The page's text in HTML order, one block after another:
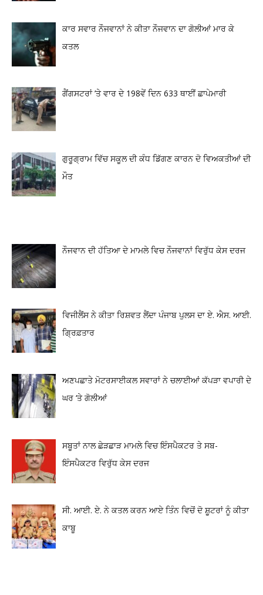
ਕਾਰ ਸਵਾਰ ਨੌਜਵਾਨਾਂ ਨੇ ਕੀਤਾ ਨੌਜਵਾਨ ਦਾ ਗੋਲੀਆਂ ਮਾਰ ਕੇ
ਕਤਲ
ਗੈਂਗਸਟਰਾਂ ’ਤੇ ਵਾਰ ਦੇ 198ਵੇਂ ਦਿਨ 633 ਥਾਈਂ ਛਾਪੇਮਾਰੀ
ਗੁਰੂਗ੍ਰਾਮ ਵਿੱਚ ਸਕੂਲ ਦੀ ਕੰਧ ਡਿੱਗਣ ਕਾਰਨ ਦੋ ਵਿਅਕਤੀਆਂ ਦੀ
ਮੌਤ
ਨੌਜਵਾਨ ਦੀ ਹੱਤਿਆ ਦੇ ਮਾਮਲੇ ਵਿਚ ਨੌਜਵਾਨਾਂ ਵਿਰੁੱਧ ਕੇਸ ਦਰਜ
ਵਿਜੀਲੈਂਸ ਨੇ ਕੀਤਾ ਰਿਸ਼ਵਤ ਲੈਂਦਾ ਪੰਜਾਬ ਪੁਲਸ ਦਾ ਏ. ਐਸ. ਆਈ.
ਗ੍ਰਿਫ਼ਤਾਰ
ਅਣਪਛਾਤੇ ਮੋਟਰਸਾਈਕਲ ਸਵਾਰਾਂ ਨੇ ਚਲਾਈਆਂ ਕੱਪੜਾ ਵਪਾਰੀ ਦੇ
ਘਰ ‘ਤੇ ਗੋਲੀਆਂ
ਸਬੂਤਾਂ ਨਾਲ ਛੇੜਛਾੜ ਮਾਮਲੇ ਵਿਚ ਇੰਸਪੈਕਟਰ ਤੇ ਸਬ-
ਇੰਸਪੈਕਟਰ ਵਿਰੁੱਧ ਕੇਸ ਦਰਜ
ਸੀ. ਆਈ. ਏ. ਨੇ ਕਤਲ ਕਰਨ ਆਏ ਤਿੰਨ ਵਿਚੋਂ ਦੋ ਸ਼ੂਟਰਾਂ ਨੂੰ ਕੀਤਾ
ਕਾਬੂ